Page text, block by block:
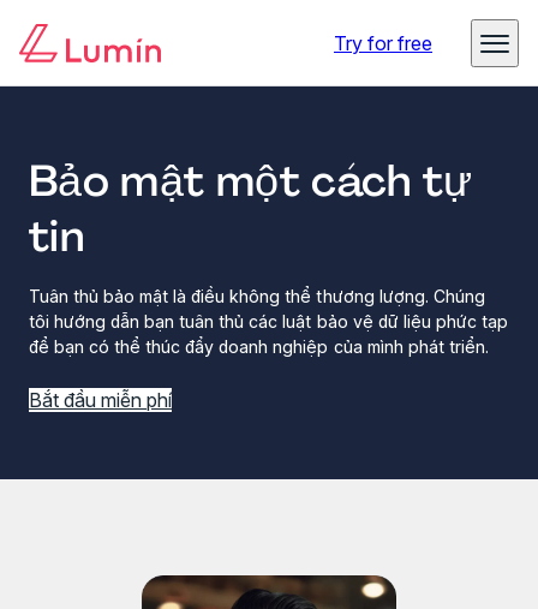
Try for free
Bảo mật một cách tự
tin
Tuân thủ bảo mật là điều không thể thương lượng. Chúng
tôi hướng dẫn bạn tuân thủ các luật bảo vệ dữ liệu phức tạp
để bạn có thể thúc đẩy doanh nghiệp của mình phát triển.
Bắt đầu miễn phí